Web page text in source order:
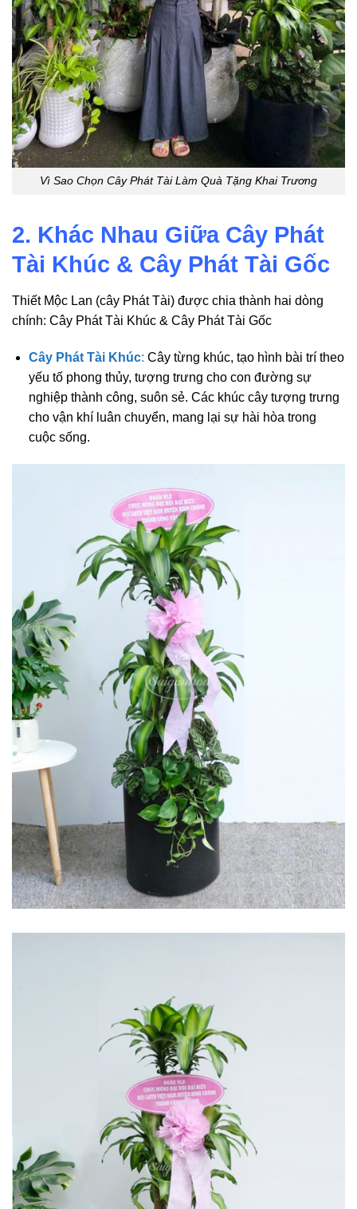
Vì Sao Chọn Cây Phát Tài Làm Quà Tặng Khai Trương
2. Khác Nhau Giữa Cây Phát
Tài Khúc & Cây Phát Tài Gốc
Thiết Mộc Lan (cây Phát Tài) được chia thành hai dòng
chính: Cây Phát Tài Khúc & Cây Phát Tài Gốc
Cây Phát Tài Khúc: Cây từng khúc, tạo hình bài trí theo
yếu tố phong thủy, tượng trưng cho con đường sự
nghiệp thành công, suôn sẻ. Các khúc cây tượng trưng
cho vận khí luân chuyển, mang lại sự hài hòa trong
cuộc sống.